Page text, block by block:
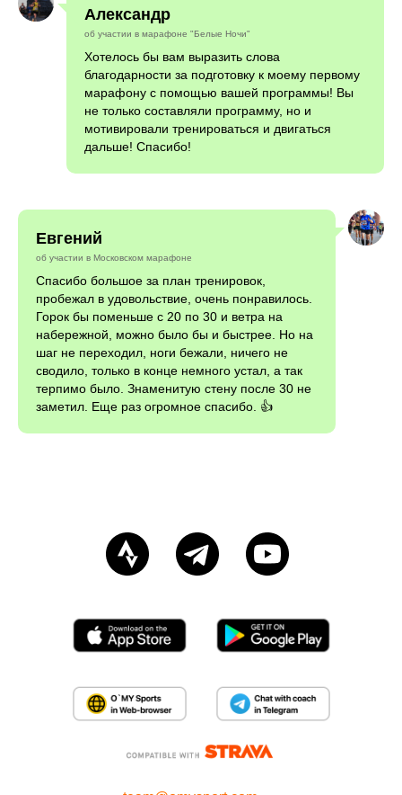
Александр
об участии в марафоне "Белые Ночи"
Хотелось бы вам выразить слова
благодарности за подготовку к моему первому
марафону с помощью вашей программы! Вы
не только составляли программу, но и
мотивировали тренироваться и двигаться
дальше! Спасибо!
Евгений
об участии в Московском марафоне
Спасибо большое за план тренировок,
пробежал в удовольствие, очень понравилось.
Горок бы поменьше с 20 по 30 и ветра на
набережной, можно было бы и быстрее. Но на
шаг не переходил, ноги бежали, ничего не
сводило, только в конце немного устал, а так
терпимо было. Знаменитую стену после 30 не
заметил. Еще раз огромное спасибо. 👍